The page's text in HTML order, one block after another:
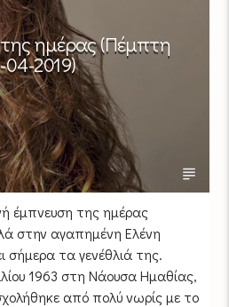
ημέρας (Πέμπτη
04-2019)
έμπνευση της ημέρας
στην αγαπημένη Ελένη
σήμερα τα γενέθλιά της.
1963 στη Νάουσα Ημαθίας,
από πολύ νωρίς με το